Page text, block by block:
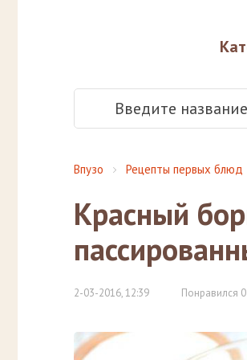
Впузо Рецепты первых блюд
Красный
2-03-2016, 12:39 Понравился